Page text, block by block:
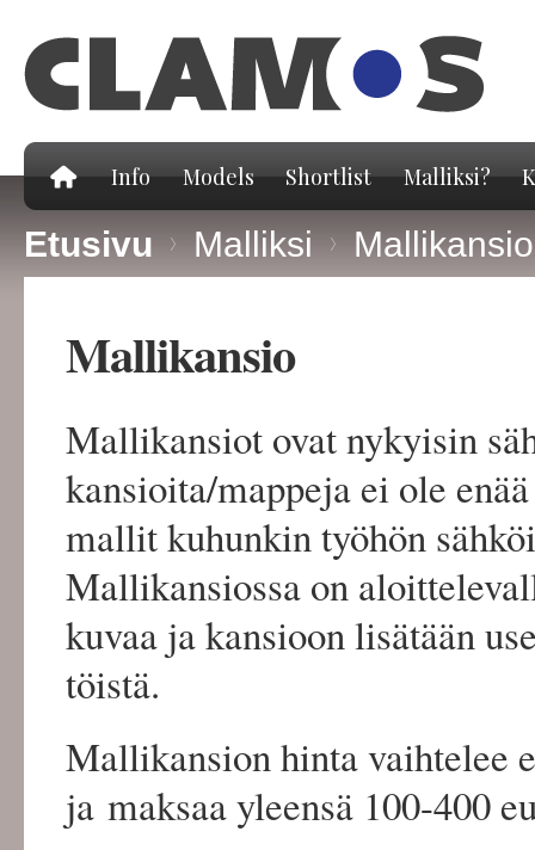
Info Models Shortlist Malliksi?
Etusivu>Malliksi>Mallikansio
Mallikansio
Mallikansiot ovat nykyisin
kansioita/mappeja ei ole
mallit kuhunkin työhön
Mallikansiossa on
kuvaa ja kansioon lisätään
töistä.
Mallikansion hinta vaihtelee
ja maksaa yleensä 100-400